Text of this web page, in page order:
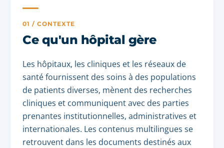
01 / CONTEXTE
Ce qu'un hôpital gère
Les hôpitaux, les cliniques et les réseaux de
santé fournissent des soins à des populations
de patients diverses, mènent des recherches
cliniques et communiquent avec des parties
prenantes institutionnelles, administratives et
internationales. Les contenus multilingues se
retrouvent dans les documents destinés aux